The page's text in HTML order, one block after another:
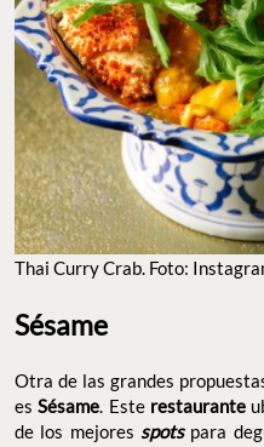
THAI CURRY
Sésame
esSésame. Este
de los mejores
sabores provenientes de
mencionar algunos. Pero, sin